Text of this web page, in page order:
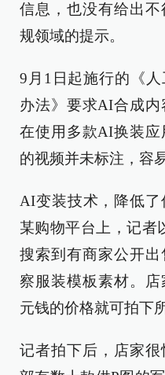
信息，也没有给出
规领域的提示。
9月1日起施行的《
办法》要求AI合成
在使用多款AI换装
的视频并未标注，容
AI变装技术，降低
某购物平台上，记者
搜索到有商家公开
察服装模板素材。
元钱的价格就可拍下
记者拍下后，店家